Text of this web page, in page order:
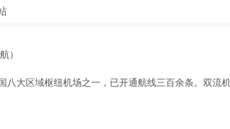
）
大区域枢纽机场之一，已开通航线三百余条。双流